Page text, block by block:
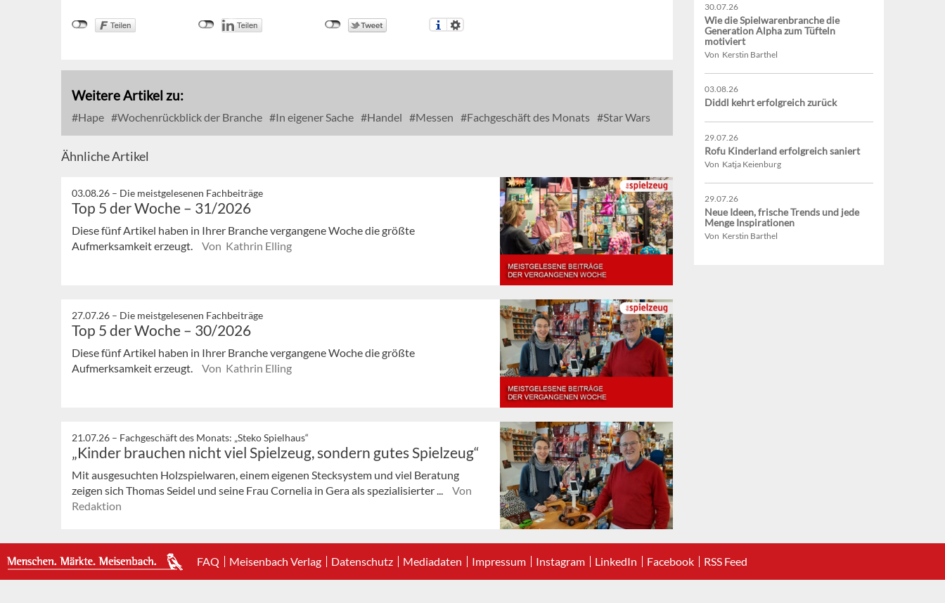
Weitere Artikel zu:
Hape Wochenrückblick der Branche In eigener Sache Handel Messen Fachgeschäft des Monats Star Wars
Ähnliche Artikel
03.08.26 – Die meistgelesenen Fachbeiträge
Top 5 der Woche – 31/2026
Diese fünf Artikel haben in Ihrer Branche vergangene Woche die größte
Aufmerksamkeit erzeugt.
Von Kathrin Elling
27.07.26 – Die meistgelesenen Fachbeiträge
Top 5 der Woche – 30/2026
Diese fünf Artikel haben in Ihrer Branche vergangene Woche die größte
Aufmerksamkeit erzeugt.
Von Kathrin Elling
21.07.26 – Fachgeschäft des Monats: „Steko Spielhaus“
„Kinder brauchen nicht viel Spielzeug, sondern gutes Spielzeug“
Mit ausgesuchten Holzspielwaren, einem eigenen Stecksystem und viel Beratung
zeigen sich Thomas Seidel und seine Frau Cornelia in Gera als spezialisierter ...
Von
Redaktion
30.07.26
Wie die Spielwarenbranche die
Generation Alpha zum Tüfteln
motiviert
Von Kerstin Barthel
03.08.26
Diddl kehrt erfolgreich zurück
29.07.26
Rofu Kinderland erfolgreich saniert
Von Katja Keienburg
29.07.26
Neue Ideen, frische Trends und jede
Menge Inspirationen
Von Kerstin Barthel
FAQ Meisenbach Verlag Datenschutz Mediadaten Impressum Instagram LinkedIn Facebook RSS Feed